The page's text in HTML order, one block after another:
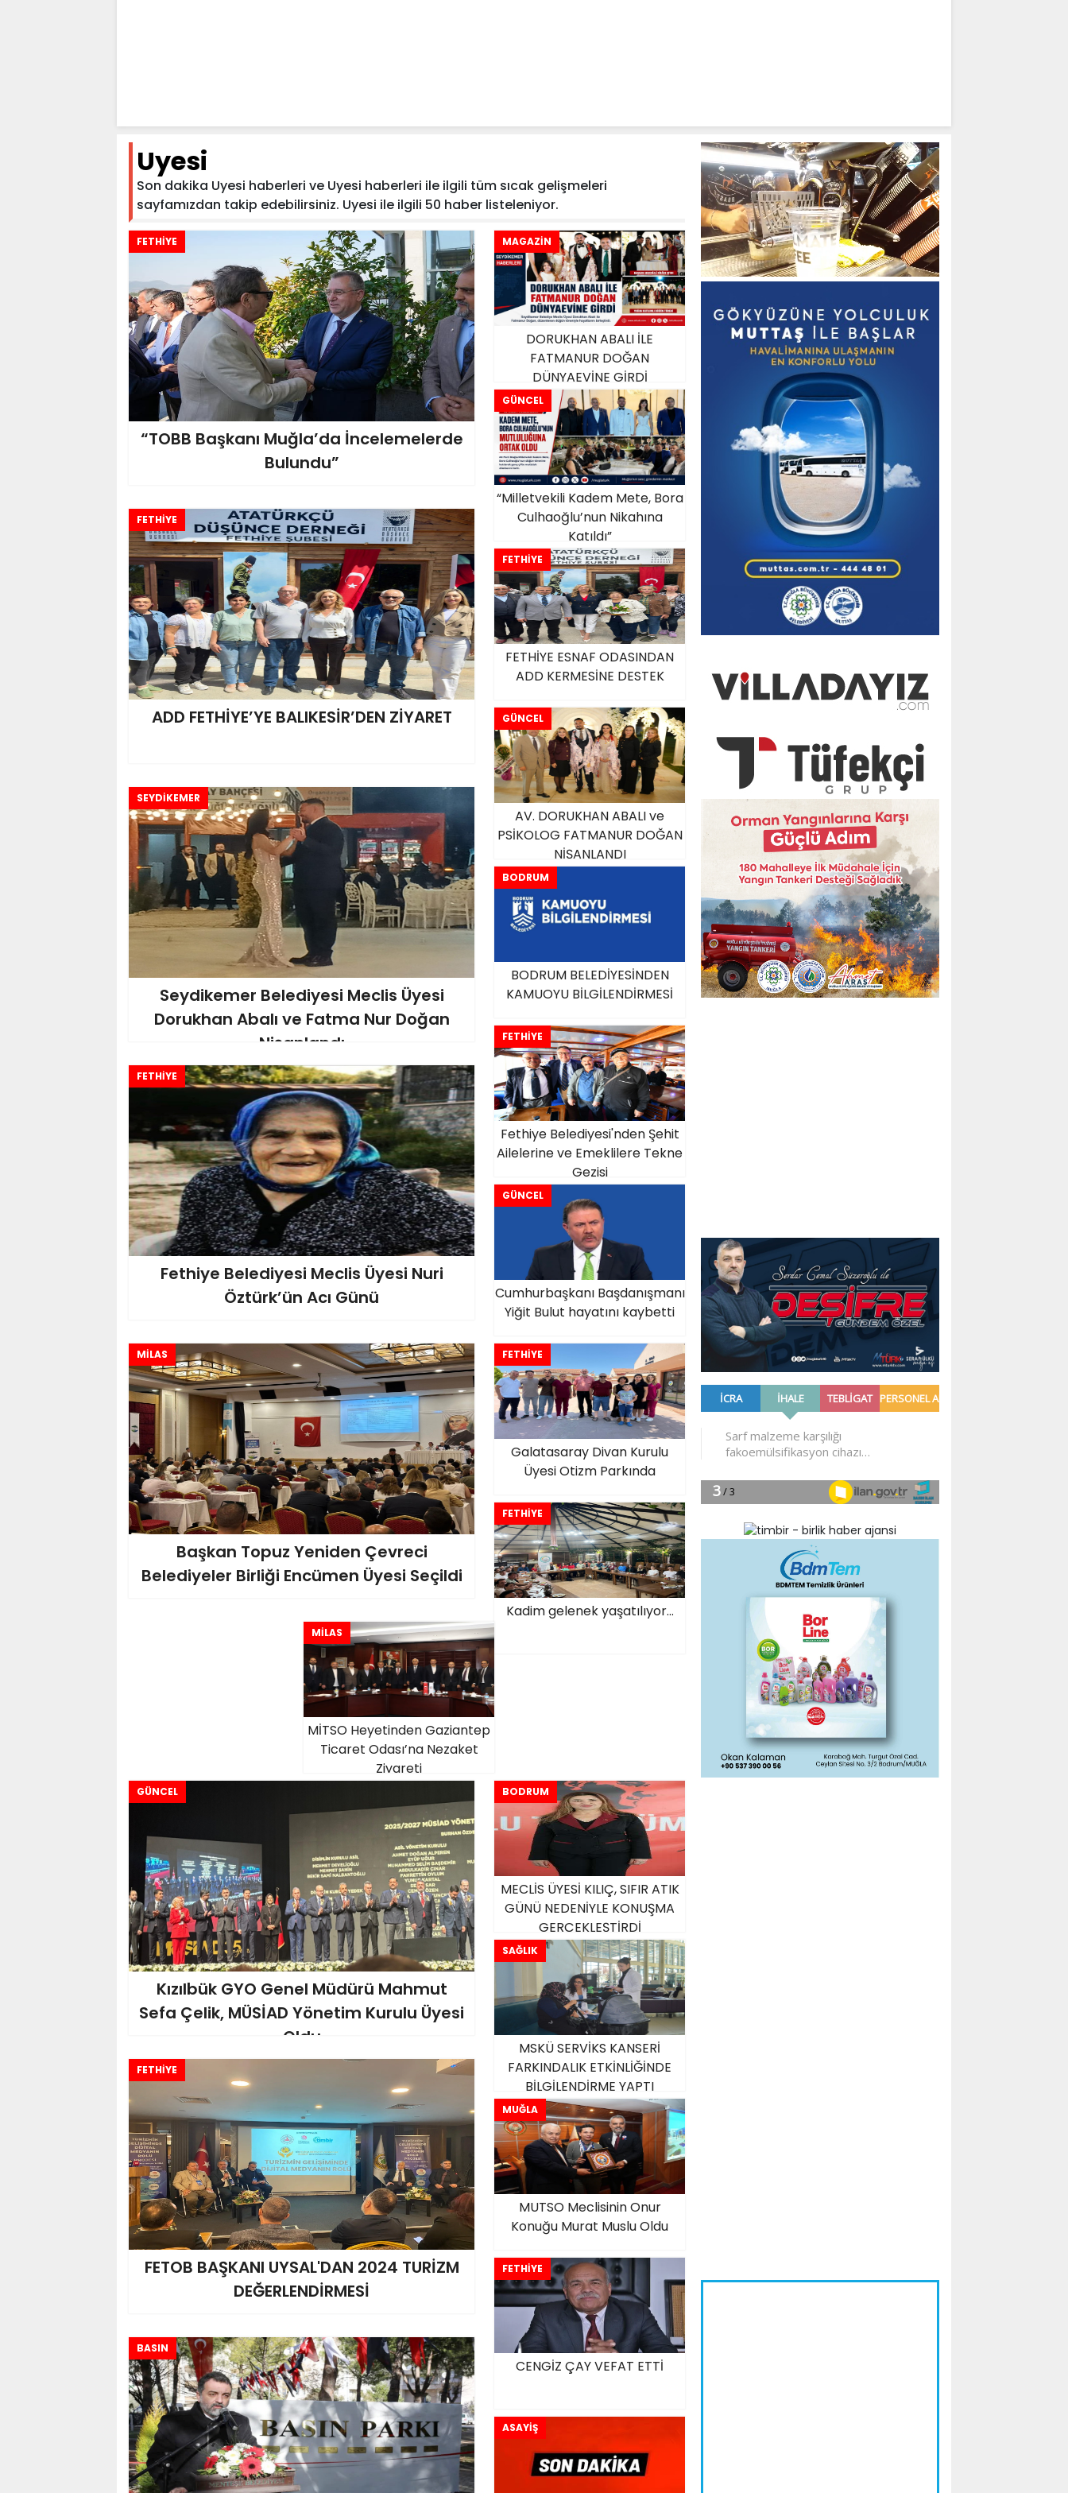
Uyesi
Son dakika Uyesi haberleri ve Uyesi haberleri ile ilgili tüm sıcak gelişmeleri
sayfamızdan takip edebilirsiniz. Uyesi ile ilgili 50 haber listeleniyor.
FETHİYE
“TOBB Başkanı Muğla’da İncelemelerde
Bulundu”
MAGAZİN
DORUKHAN ABALI İLE
FATMANUR DOĞAN
DÜNYAEVİNE GİRDİ
GÜNCEL
“Milletvekili Kadem Mete, Bora
Culhaoğlu’nun Nikahına
Katıldı”
FETHİYE
ADD FETHİYE’YE BALIKESİR’DEN ZİYARET
FETHİYE
FETHİYE ESNAF ODASINDAN
ADD KERMESİNE DESTEK
GÜNCEL
AV. DORUKHAN ABALI ve
PSİKOLOG FATMANUR DOĞAN
NİŞANLANDI
SEYDİKEMER
Seydikemer Belediyesi Meclis Üyesi
Dorukhan Abalı ve Fatma Nur Doğan
Nişanlandı
BODRUM
BODRUM BELEDİYESİNDEN
KAMUOYU BİLGİLENDİRMESİ
FETHİYE
Fethiye Belediyesi'nden Şehit
Ailelerine ve Emeklilere Tekne
Gezisi
FETHİYE
Fethiye Belediyesi Meclis Üyesi Nuri
Öztürk’ün Acı Günü
GÜNCEL
Cumhurbaşkanı Başdanışmanı
Yiğit Bulut hayatını kaybetti
FETHİYE
Galatasaray Divan Kurulu
Üyesi Otizm Parkında
MİLAS
Başkan Topuz Yeniden Çevreci
Belediyeler Birliği Encümen Üyesi Seçildi
FETHİYE
Kadim gelenek yaşatılıyor…
MİLAS
MİTSO Heyetinden Gaziantep
Ticaret Odası’na Nezaket
Ziyareti
GÜNCEL
Kızılbük GYO Genel Müdürü Mahmut
Sefa Çelik, MÜSİAD Yönetim Kurulu Üyesi
Oldu
BODRUM
MECLİS ÜYESİ KILIÇ, SIFIR ATIK
GÜNÜ NEDENİYLE KONUŞMA
GERÇEKLEŞTİRDİ
SAĞLIK
MSKÜ SERVİKS KANSERİ
FARKINDALIK ETKİNLİĞİNDE
BİLGİLENDİRME YAPTI
FETHİYE
FETOB BAŞKANI UYSAL'DAN 2024 TURİZM
DEĞERLENDİRMESİ
MUĞLA
MUTSO Meclisinin Onur
Konuğu Murat Muslu Oldu
FETHİYE
CENGİZ ÇAY VEFAT ETTİ
BASIN
ASAYİŞ